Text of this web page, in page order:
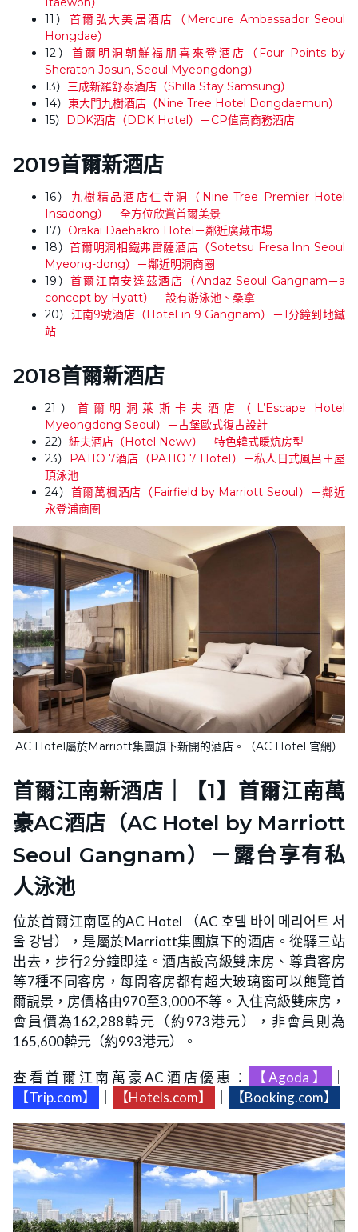
11） 首爾弘大美居酒店（Mercure Ambassador Seoul
Hongdae）
12） 首爾明洞朝鮮福朋喜來登酒店（Four Points by
Sheraton Josun, Seoul Myeongdong）
13） 三成新羅舒泰酒店（Shilla Stay Samsung）
14） 東大門九樹酒店（Nine Tree Hotel Dongdaemun）
15） DDK酒店（DDK Hotel）－CP值高商務酒店
2019首爾新酒店
16） 九樹精品酒店仁寺洞（Nine Tree Premier Hotel
Insadong）－全方位欣賞首爾美景
17） Orakai Daehakro Hotel－鄰近廣藏市場
18）首爾明洞相鐵弗雷薩酒店（Sotetsu Fresa Inn Seoul
Myeong-dong）－鄰近明洞商圈
19）首爾江南安達茲酒店（Andaz Seoul Gangnam－a
concept by Hyatt）－設有游泳池、桑拿
20） 江南9號酒店（Hotel in 9 Gangnam）－1分鐘到地鐵
站
2018首爾新酒店
21） 首爾明洞萊斯卡夫酒店（L’Escape Hotel
Myeongdong Seoul）－古堡歐式復古設計
22） 紐夫酒店（Hotel Newv）－特色韓式暖炕房型
23） PATIO 7酒店（PATIO 7 Hotel）－私人日式風呂＋屋
頂泳池
24） 首爾萬楓酒店（Fairfield by Marriott Seoul）－鄰近
永登浦商圈
AC Hotel屬於Marriott集團旗下新開的酒店。（AC Hotel 官網）
首爾江南新酒店｜【1】首爾江南萬
豪AC酒店（AC Hotel by Marriott
Seoul Gangnam）－露台享有私
人泳池
位於首爾江南區的AC Hotel （AC 호텔 바이 메리어트 서
울 강남），是屬於Marriott集團旗下的酒店。從驛三站
出去，步行2分鐘即達。酒店設高級雙床房、尊貴客房
等7種不同客房，每間客房都有超大玻璃窗可以飽覽首
爾靚景，房價格由970至3,000不等。入住高級雙床房，
會員價為162,288韓元（約973港元），非會員則為
165,600韓元（約993港元）。
查看首爾江南萬豪AC酒店優惠： 【Agoda】
【Trip.com】
【Hotels.com】 【Booking.com】